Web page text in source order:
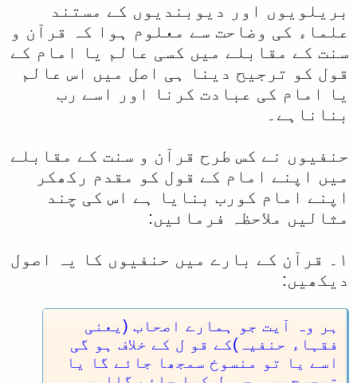
بریلویوں اور دیوبندیوں کے مستند
علماء کی وضاحت سے معلوم ہوا کہ قرآن و
سنت کے مقابلے میں کسی عالم یا امام کے
قول کو ترجیح دینا ہی اصل میں اس عالم
یا امام کی عبادت کرنا اور اسے رب
بناناہے۔
حنفیوں نے کس طرح قرآن و سنت کے مقابلے
میں اپنے امام کے قول کو مقدم رکھکر
اپنے امام کورب بنایا ہے اس کی چند
مثالیں ملاحظہ فرمائیں:
۱۔ قرآن کے بارے میں حنفیوں کا یہ اصول
دیکھیں:
ہر وہ آیت جو ہمارے اصحاب (یعنی
فقہاء حنفیہ)کے قو ل کے خلاف ہو گی
اسے یا تو منسوخ سمجھا جائے گا یا